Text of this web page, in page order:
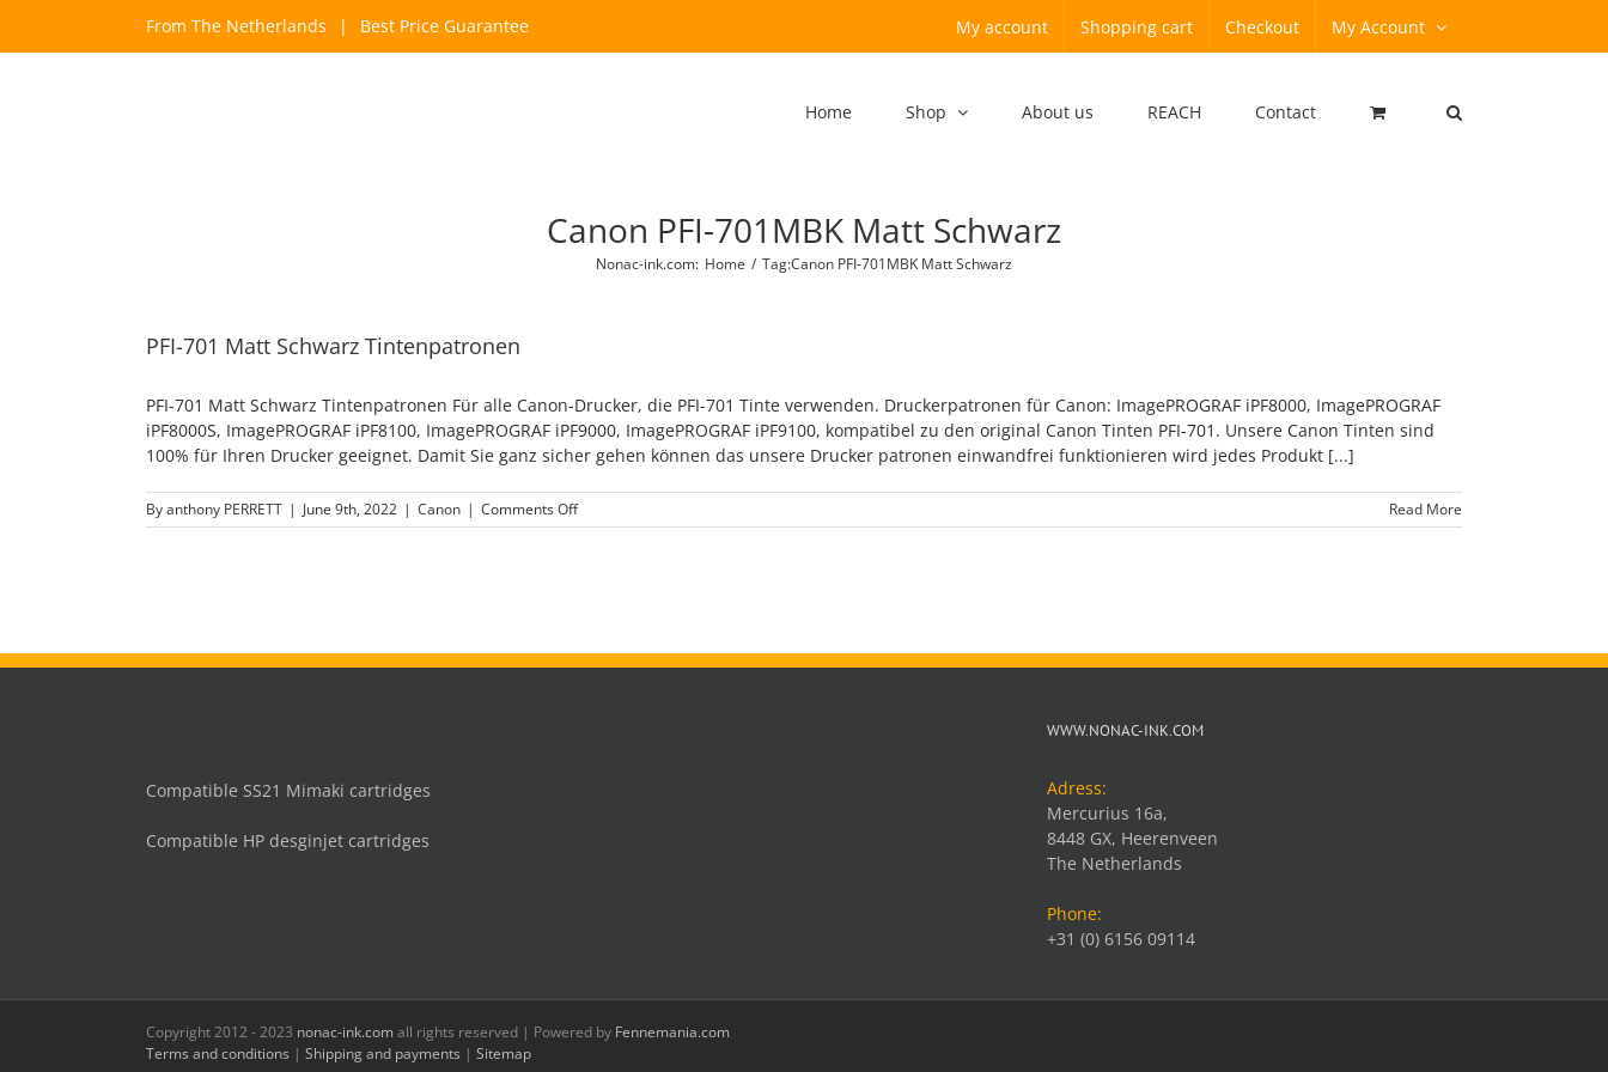
From The Netherlands | Best Price Guarantee My account Shopping cart Checkout My Account
Home Shop About us REACH Contact
Canon PFI-701MBK Matt Schwarz
Nonac-ink.com: Home / Tag:Canon PFI-701MBK Matt Schwarz
PFI-701 Matt Schwarz Tintenpatronen
PFI-701 Matt Schwarz Tintenpatronen Für alle Canon-Drucker, die PFI-701 Tinte verwenden. Druckerpatronen für Canon: ImagePROGRAF iPF8000, ImagePROGRAF
iPF8000S, ImagePROGRAF iPF8100, ImagePROGRAF iPF9000, ImagePROGRAF iPF9100, kompatibel zu den original Canon Tinten PFI-701. Unsere Canon Tinten sind
100% für Ihren Drucker geeignet. Damit Sie ganz sicher gehen können das unsere Drucker patronen einwandfrei funktionieren wird jedes Produkt [...]
Byanthony PERRETT | June 9th, 2022 | Canon | Comments Offon
PFI-
Read More
Compatible SS21 Mimaki cartridges
Compatible HP desginjet cartridges
WWW.NONAC-INK.COM
Adress:
Mercurius 16a,
8448 GX, Heerenveen
The Netherlands
Phone:
+31 (0) 6156 09114
Copyright 2012 - 2023 nonac-ink.com all rights reserved | Powered by Fennemania.com
Terms and conditions | Shipping and payments | Sitemap